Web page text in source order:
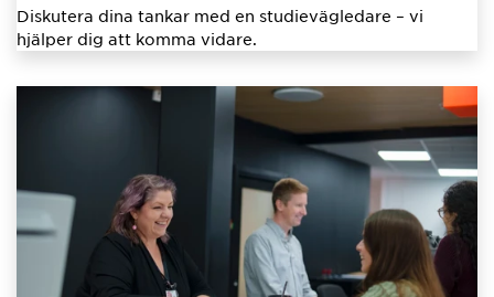
Diskutera dina tankar med en studievägledare – vi
hjälper dig att komma vidare.